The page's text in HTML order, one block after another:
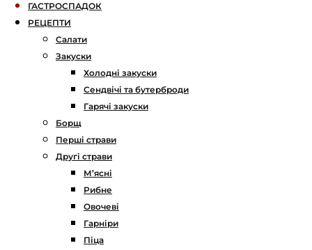
ГАСТРОСПАДОК
РЕЦЕПТИ
Салати
Закуски
Холодні закуски
Сендвічі та бутерброди
Гарячі закуски
Борщ
Перші страви
Другі страви
М’ясні
Рибне
Овочеві
Гарніри
Піца